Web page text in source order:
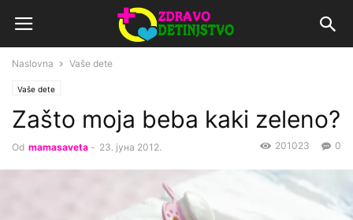
Naslovna Vaše dete
Vaše dete
Zašto moja beba kaki zeleno?
Od mamasaveta - 23. јуна 2012. 0
201023